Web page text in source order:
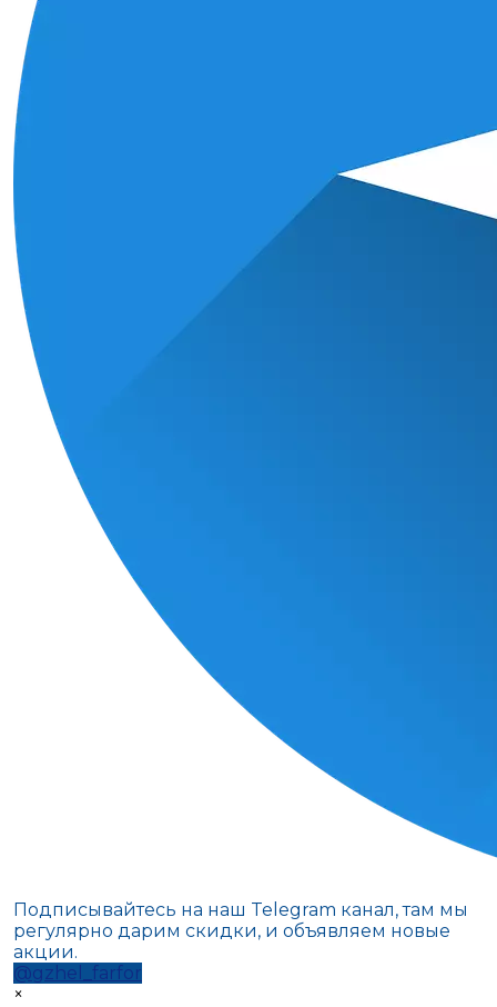
Подписывайтесь на наш Telegram канал, там мы
регулярно дарим скидки, и объявляем новые
акции.
@gzhel_farfor
×